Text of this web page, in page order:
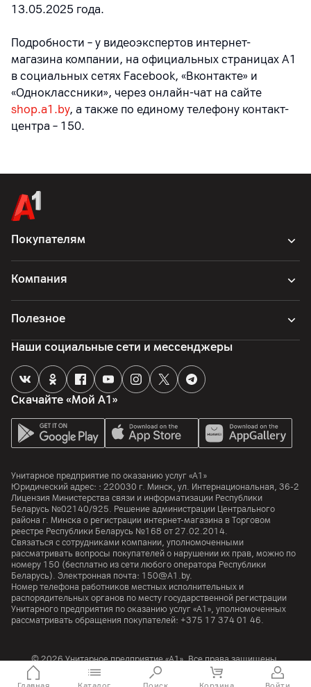
13.05.2025 года.
Подробности – у видеоэкспертов интернет-
магазина компании, на официальных страницах A1
в социальных сетях Facebook, «Вконтакте» и
«Одноклассники», через онлайн-чат на сайте
shop.a1.by, а также по единому телефону контакт-
центра – 150.
Покупателям
Компания
Полезное
Скачайте «Мой А1»
Наши социальные сети и мессенджеры
Унитарное предприятие по оказанию услуг «А1»
Юридический адрес: : 220030 г. Минск, ул. Интернациональная, 36-2
Лицензия Министерства связи и информатизации Республики
Беларусь №02140/925. Решение администрации Центрального
района г. Минска о регистрации интернет-магазина в Торговом
реестре Республики Беларусь №168 от 27.02.2014.
Связаться с сотрудниками компании, уполномоченными
рассматривать вопросы покупателей о нарушении их прав, можно по
номеру 150 (бесплатно из сети любого оператора Республики
Беларусь). Электронная почта: 150@A1.by.
Номер телефона работников местных исполнительных и
распорядительных органов по месту государственной регистрации
Унитарного предприятия по оказанию услуг «А1», уполномоченных
рассматривать обращения покупателей: +375 17 374 01 46.
© 2026 Унитарное предприятие «А1». Все права защищены.
A1 Austria
A1 Croatia A1 Bulgaria A1 Macedonia A1 Slovenia